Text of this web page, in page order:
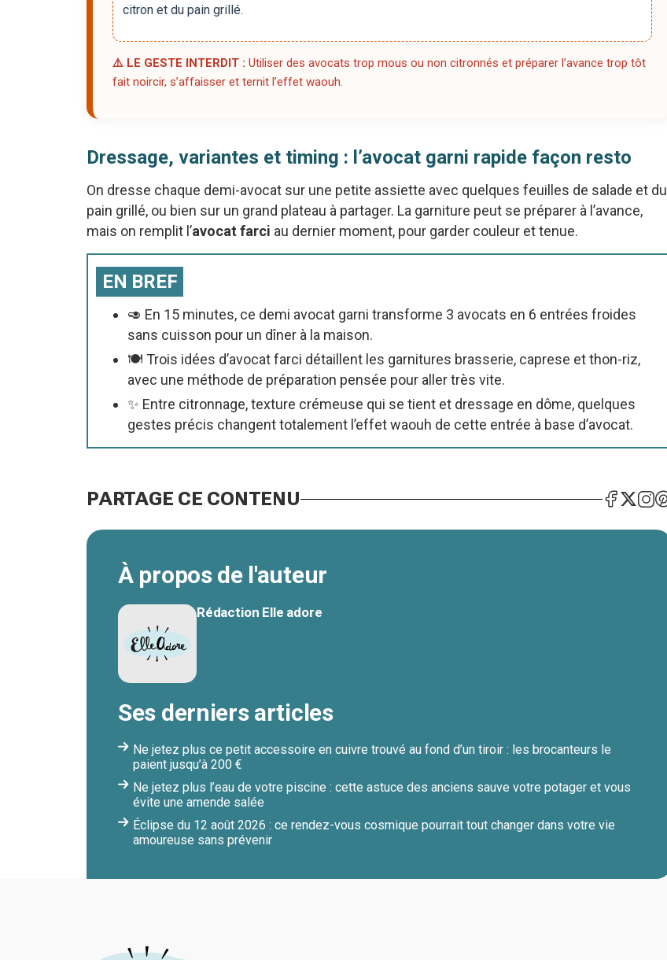
citron et du pain grillé.
⚠️ LE GESTE INTERDIT : Utiliser des avocats trop mous ou non citronnés et préparer l’avance trop tôt
fait noircir, s’affaisser et ternit l’effet waouh.
Dressage, variantes et timing : l’avocat garni rapide façon resto
On dresse chaque demi-avocat sur une petite assiette avec quelques feuilles de salade et du
pain grillé, ou bien sur un grand plateau à partager. La garniture peut se préparer à l’avance,
mais on remplit l’avocat farci au dernier moment, pour garder couleur et tenue.
EN BREF
🥑 En 15 minutes, ce demi avocat garni transforme 3 avocats en 6 entrées froides
sans cuisson pour un dîner à la maison.
🍽️ Trois idées d’avocat farci détaillent les garnitures brasserie, caprese et thon-riz,
avec une méthode de préparation pensée pour aller très vite.
✨ Entre citronnage, texture crémeuse qui se tient et dressage en dôme, quelques
gestes précis changent totalement l’effet waouh de cette entrée à base d’avocat.
PARTAGE CE CONTENU
À propos de l'auteur
Rédaction Elle adore
Ses derniers articles
Ne jetez plus ce petit accessoire en cuivre trouvé au fond d’un tiroir : les brocanteurs le
paient jusqu’à 200 €
Ne jetez plus l’eau de votre piscine : cette astuce des anciens sauve votre potager et vous
évite une amende salée
Éclipse du 12 août 2026 : ce rendez-vous cosmique pourrait tout changer dans votre vie
amoureuse sans prévenir